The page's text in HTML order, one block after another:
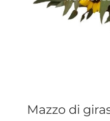
Mazzo di